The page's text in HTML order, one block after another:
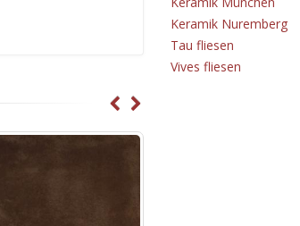
Keramik Nuremberg
Tau fliesen
Vives fliesen